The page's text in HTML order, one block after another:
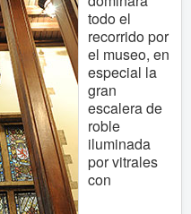
todo el
recorrido por
el museo, en
especial la
gran
escalera de
roble
iluminada
por vitrales
con